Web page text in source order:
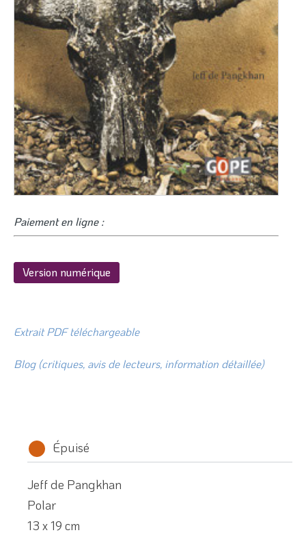
Paiement en ligne :
Version numérique
Extrait PDF téléchargeable
Blog (critiques, avis de lecteurs, information détaillée)
Épuisé
Jeff de Pangkhan
Polar
13 x 19 cm